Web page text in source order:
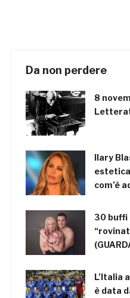
Da non perdere
8
Ilary
com’è
30 buffi
L’Italia
è data